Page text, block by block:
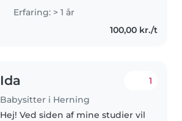
endeligt
Erfaring: > 1 år
100,00 kr./t
Ida
Babysitter i Herning
1
Hej! Ved siden af mine studier vil